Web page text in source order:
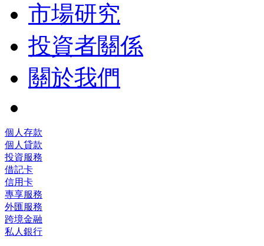
市場研究
投資者關係
關於我們
個人存款
個人貸款
投資服務
借記卡
信用卡
專享服務
外匯服務
跨境金融
私人銀行